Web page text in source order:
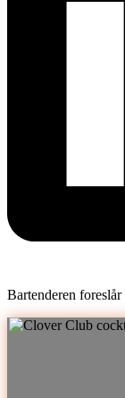
Bartenderen foreslår